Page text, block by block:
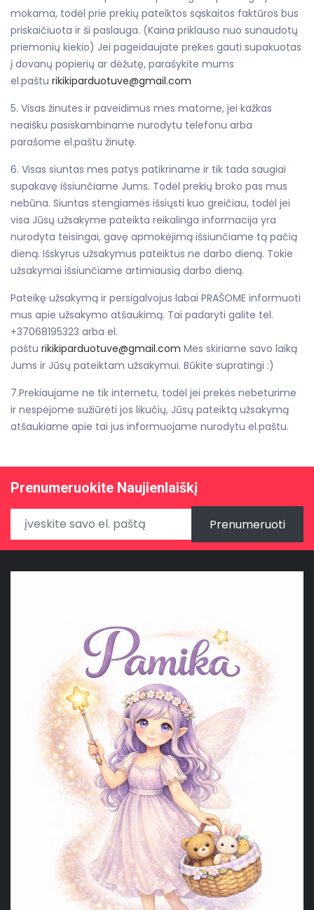
mokama, todėl prie prekių pateiktos sąskaitos faktūros bus
priskaičiuota ir ši paslauga. (Kaina priklauso nuo sunaudotų
priemonių kiekio) Jei pageidaujate prekes gauti supakuotas
į dovanų popierių ar dėžutę, parašykite mums
el.paštu rikikiparduotuve@gmail.com
5. Visas žinutes ir paveidimus mes matome, jei kažkas
neaišku pasiskambiname nurodytu telefonu arba
parašome el.paštu žinutę.
6. Visas siuntas mes patys patikriname ir tik tada saugiai
supakavę išsiunčiame Jums. Todėl prekių broko pas mus
nebūna. Siuntas stengiamės išsiųsti kuo greičiau, todėl jei
visa Jūsų užsakyme pateikta reikalinga informacija yra
nurodyta teisingai, gavę apmokėjimą išsiunčiame tą pačią
dieną. Išskyrus užsakymus pateiktus ne darbo dieną. Tokie
užsakymai išsiunčiame artimiausią darbo dieną.
Pateikę užsakymą ir persigalvojus labai PRAŠOME informuoti
mus apie užsakymo atšaukimą. Tai padaryti galite tel.
+37068195323 arba el.
paštu rikikiparduotuve@gmail.com Mes skiriame savo laiką
Jums ir Jūsų pateiktam užsakymui. Būkite supratingi :)
7.Prekiaujame ne tik internetu, todėl jei prekės nebeturime
ir nespėjome sužiūrėti jos likučių, Jūsų pateiktą užsakymą
atšaukiame apie tai jus informuojame nurodytu el.paštu.
Prenumeruokite Naujienlaiškį
Prenumeruoti